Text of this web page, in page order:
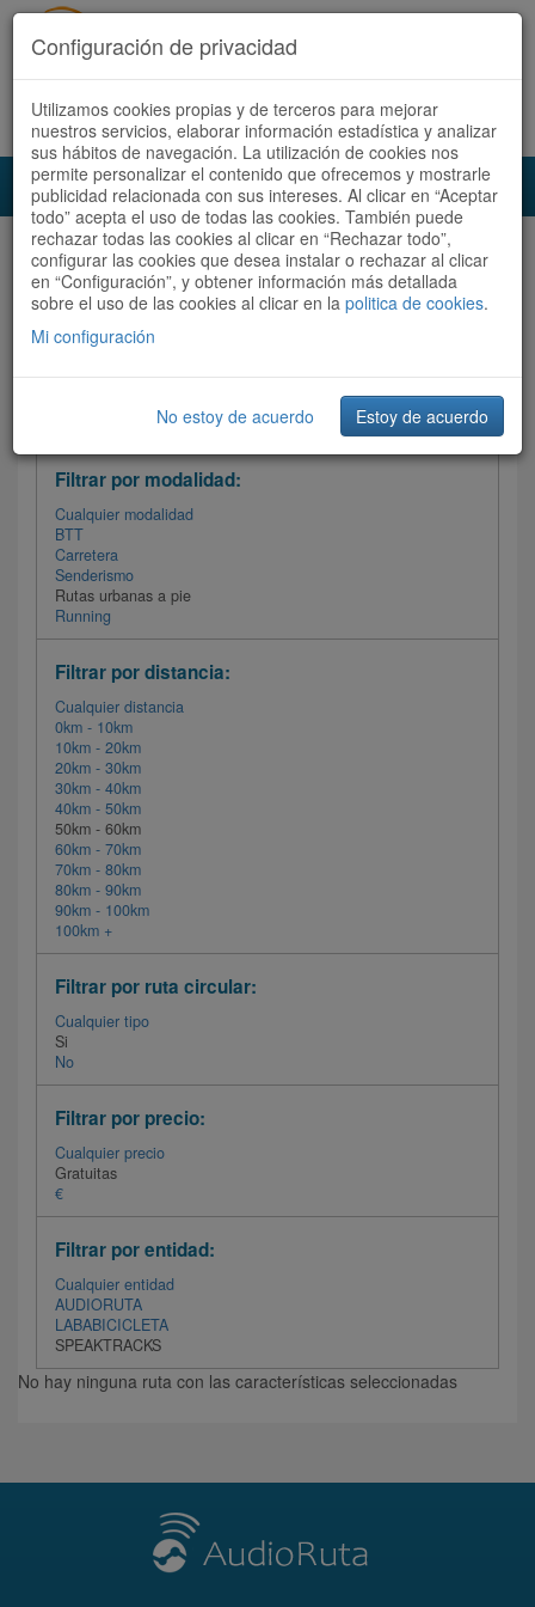
Acceder Registrate ahora Español | Català
Audioruta Todas las rutas
Todas las rutas
Ordenar por: Más recientes /
Filtrar las rutas
Filtrar por modalidad:
Cualquier modalidad
BTT
Carretera
Senderismo
Rutas urbanas a pie
Running
Filtrar por distancia:
Cualquier distancia
0km - 10km
10km - 20km
20km - 30km
30km - 40km
40km - 50km
50km - 60km
60km - 70km
70km - 80km
80km - 90km
90km - 100km
100km +
Filtrar por ruta circular:
Cualquier tipo
Si
No
Filtrar por precio:
Cualquier precio
Gratuitas
€
Filtrar por entidad:
Cualquier entidad
AUDIORUTA
LABABICICLETA
SPEAKTRACKS
No hay ninguna ruta con las características seleccionadas
Configuración de privacidad
Utilizamos cookies propias y de terceros para mejorar
nuestros servicios, elaborar información estadística y analizar
sus hábitos de navegación. La utilización de cookies nos
permite personalizar el contenido que ofrecemos y mostrarle
publicidad relacionada con sus intereses. Al clicar en “Aceptar
todo” acepta el uso de todas las cookies. También puede
rechazar todas las cookies al clicar en “Rechazar todo”,
configurar las cookies que desea instalar o rechazar al clicar
en “Configuración”, y obtener información más detallada
sobre el uso de las cookies al clicar en la politica de cookies.
Mi configuración
No estoy de acuerdo Estoy de acuerdo